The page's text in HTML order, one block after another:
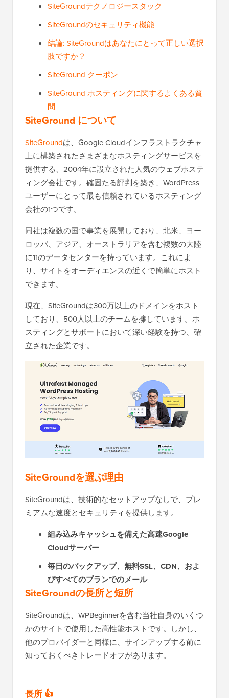
SiteGroundテクノロジースタック
SiteGroundのセキュリティ機能
結論: SiteGroundはあなたにとって正しい選択
肢ですか？
SiteGround クーポン
SiteGround ホスティングに関するよくある質
問
SiteGround について
SiteGroundは、Google Cloudインフラストラクチャ
上に構築されたさまざまなホスティングサービスを
提供する、2004年に設立された人気のウェブホステ
ィング会社です。確固たる評判を築き、WordPress
ユーザーにとって最も信頼されているホスティング
会社の1つです。
同社は複数の国で事業を展開しており、北米、ヨー
ロッパ、アジア、オーストラリアを含む複数の大陸
に11のデータセンターを持っています。これによ
り、サイトをオーディエンスの近くで簡単にホスト
できます。
現在、SiteGroundは300万以上のドメインをホスト
しており、500人以上のチームを擁しています。ホ
スティングとサポートにおいて深い経験を持つ、確
立された企業です。
SiteGroundを選ぶ理由
SiteGroundは、技術的なセットアップなしで、プレ
ミアムな速度とセキュリティを提供します。
組み込みキャッシュを備えた高速Google
Cloudサーバー
毎日のバックアップ、無料SSL、CDN、およ
びすべてのプランでのメール
SiteGroundの長所と短所
SiteGroundは、WPBeginnerを含む当社自身のいくつ
かのサイトで使用した高性能ホストです。しかし、
他のプロバイダーと同様に、サインアップする前に
知っておくべきトレードオフがあります。
長所 👍